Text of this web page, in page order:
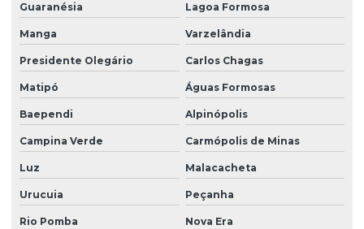
Guaranésia Lagoa Formosa
Manga Varzelândia
Presidente Olegário Carlos Chagas
Matipó Águas Formosas
Baependi Alpinópolis
Campina Verde Carmópolis de Minas
Luz Malacacheta
Urucuia Peçanha
Rio Pomba Nova Era